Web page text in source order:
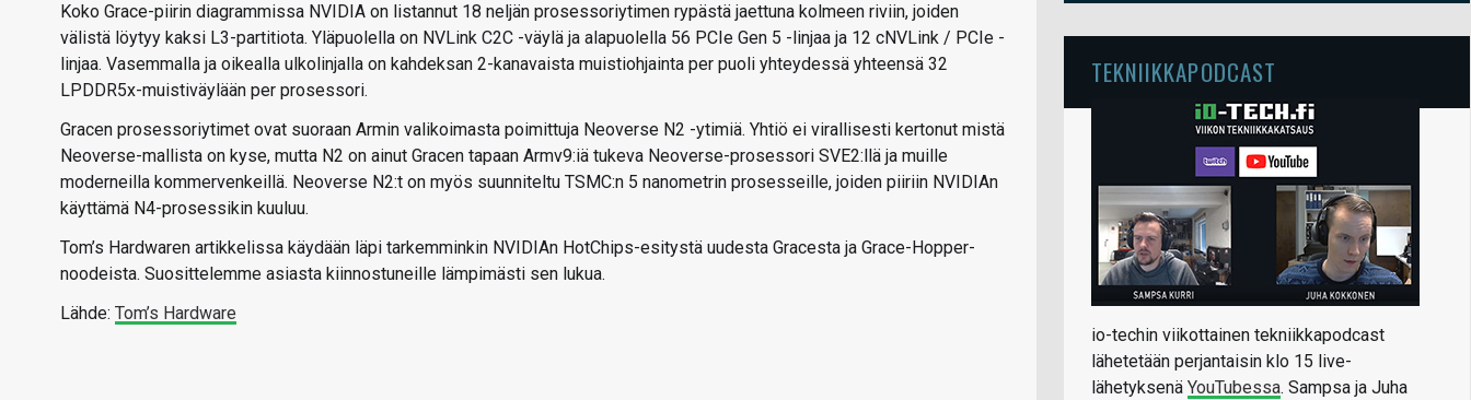
Koko Grace-piirin diagrammissa NVIDIA on listannut 18 neljän prosessoriytimen rypästä jaettuna kolmeen riviin, joiden
välistä löytyy kaksi L3-partitiota. Yläpuolella on NVLink C2C -väylä ja alapuolella 56 PCIe Gen 5 -linjaa ja 12 cNVLink / PCIe -
linjaa. Vasemmalla ja oikealla ulkolinjalla on kahdeksan 2-kanavaista muistiohjainta per puoli yhteydessä yhteensä 32
LPDDR5x-muistiväylään per prosessori.
Gracen prosessoriytimet ovat suoraan Armin valikoimasta poimittuja Neoverse N2 -ytimiä. Yhtiö ei virallisesti kertonut mistä
Neoverse-mallista on kyse, mutta N2 on ainut Gracen tapaan Armv9:iä tukeva Neoverse-prosessori SVE2:llä ja muille
moderneilla kommervenkeillä. Neoverse N2:t on myös suunniteltu TSMC:n 5 nanometrin prosesseille, joiden piiriin NVIDIAn
käyttämä N4-prosessikin kuuluu.
Tom’s Hardwaren artikkelissa käydään läpi tarkemminkin NVIDIAn HotChips-esitystä uudesta Gracesta ja Grace-Hopper-
noodeista. Suosittelemme asiasta kiinnostuneille lämpimästi sen lukua.
Lähde: Tom’s Hardware
TEKNIIKKAPODCAST
io-techin viikottainen tekniikkapodcast
lähetetään perjantaisin klo 15 live-
lähetyksenä YouTubessa. Sampsa ja Juha